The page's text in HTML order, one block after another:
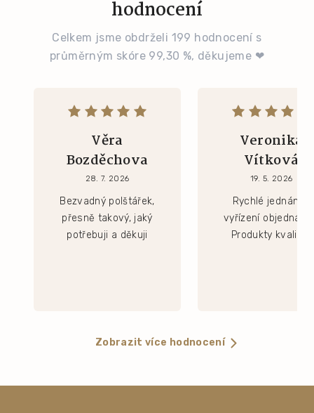
hodnocení
Celkem jsme obdrželi 199 hodnocení s
průměrným skóre 99,30 %, děkujeme ❤
Věra
Bozděchova
28. 7. 2026
Bezvadný polštářek,
přesně takový, jaký
potřebuji a děkuji
Veronika
Vítková
19. 5. 2026
Rychlé jednání a
vyřízení
Produkty kvalitní.
Zobrazit více hodnocení